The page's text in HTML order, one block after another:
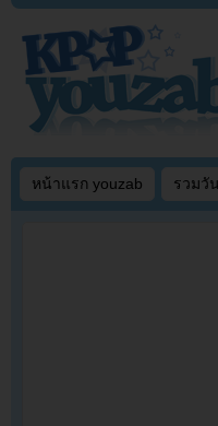
หน้าแรก youzab รวมวั